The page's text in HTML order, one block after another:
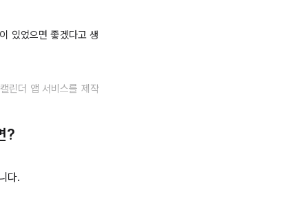
있었으면 좋겠다고 생
린더 앱 서비스를 제작
재 사용 중이라면 더 나
?
다.